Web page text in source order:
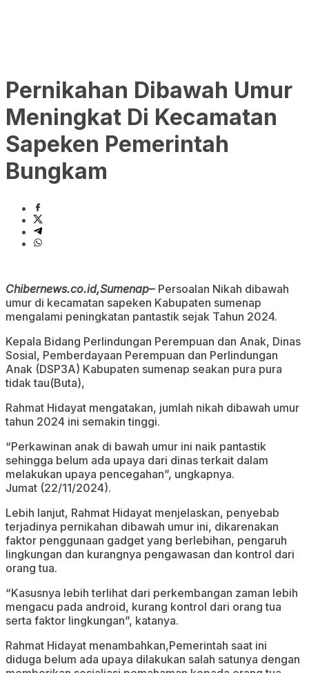
Pernikahan Dibawah Umur
Meningkat Di Kecamatan
Sapeken Pemerintah
Bungkam
Chibernews.co.id,Sumenap– Persoalan Nikah dibawah
umur di kecamatan sapeken Kabupaten sumenap
mengalami peningkatan pantastik sejak Tahun 2024.
Kepala Bidang Perlindungan Perempuan dan Anak, Dinas
Sosial, Pemberdayaan Perempuan dan Perlindungan
Anak (DSP3A) Kabupaten sumenap seakan pura pura
tidak tau(Buta),
Rahmat Hidayat mengatakan, jumlah nikah dibawah umur
tahun 2024 ini semakin tinggi.
“Perkawinan anak di bawah umur ini naik pantastik
sehingga belum ada upaya dari dinas terkait dalam
melakukan upaya pencegahan”, ungkapnya.
Jumat (22/11/2024).
Lebih lanjut, Rahmat Hidayat menjelaskan, penyebab
terjadinya pernikahan dibawah umur ini, dikarenakan
faktor penggunaan gadget yang berlebihan, pengaruh
lingkungan dan kurangnya pengawasan dan kontrol dari
orang tua.
“Kasusnya lebih terlihat dari perkembangan zaman lebih
mengacu pada android, kurang kontrol dari orang tua
serta faktor lingkungan”, katanya.
Rahmat Hidayat menambahkan,Pemerintah saat ini
diduga belum ada upaya dilakukan salah satunya dengan